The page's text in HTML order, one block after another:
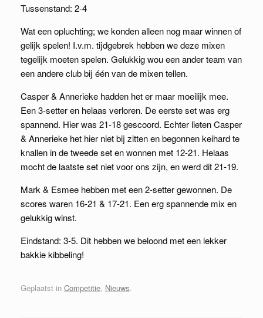
Tussenstand: 2-4
Wat een opluchting; we konden alleen nog maar winnen of
gelijk spelen! I.v.m. tijdgebrek hebben we deze mixen
tegelijk moeten spelen. Gelukkig wou een ander team van
een andere club bij één van de mixen tellen.
Casper & Annerieke hadden het er maar moeilijk mee.
Een 3-setter en helaas verloren. De eerste set was erg
spannend. Hier was 21-18 gescoord. Echter lieten Casper
& Annerieke het hier niet bij zitten en begonnen keihard te
knallen in de tweede set en wonnen met 12-21. Helaas
mocht de laatste set niet voor ons zijn, en werd dit 21-19.
Mark & Esmee hebben met een 2-setter gewonnen. De
scores waren 16-21 & 17-21. Een erg spannende mix en
gelukkig winst.
Eindstand: 3-5. Dit hebben we beloond met een lekker
bakkie kibbeling!
Geplaatst in Competitie, Nieuws.